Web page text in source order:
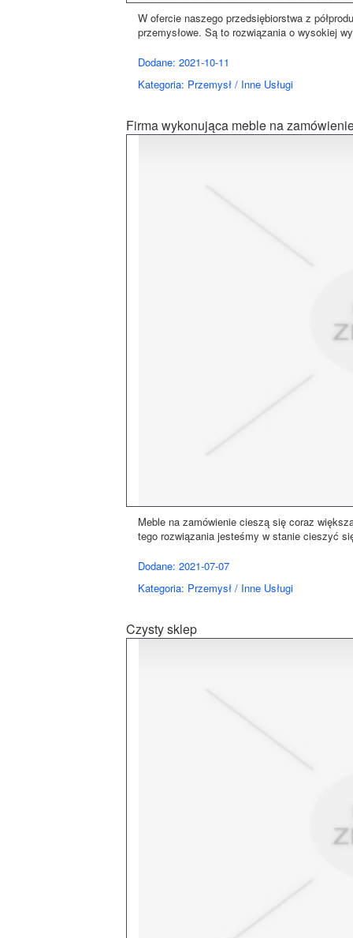
W ofercie naszego przedsiębiorstwa z
przemysłowe. Są to rozwiązania o wysokiej
Dodane: 2021-10-11
Kategoria: Przemysł / Inne Usługi
Firma wykonująca meble na
Meble na zamówienie cieszą się coraz
tego rozwiązania jesteśmy w stanie cieszyć
Dodane: 2021-07-07
Kategoria: Przemysł / Inne Usługi
Czysty sklep